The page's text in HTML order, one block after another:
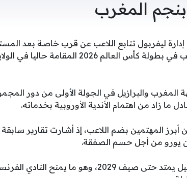
المغرب
ليفربول تتابع اللاعب عن قرب خاصة بعد
سواء مع ناديه أو مع منتخب المغرب في بطولة كأس
المغرب والبرازيل في الجولة الأولى من دور
ما زاد من اهتمام الأندية الأوروبية بخدماته.
المهتمين بضم اللاعب، إذ أشارت تقارير سابقة
ويملك بوعدي عقد طويل الأمد مع ليل يمتد حتى صيف